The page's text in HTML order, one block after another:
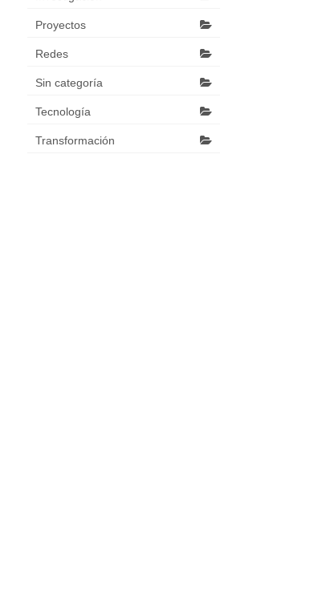
Proyectos
Redes
Sin categoría
Tecnología
Transformación